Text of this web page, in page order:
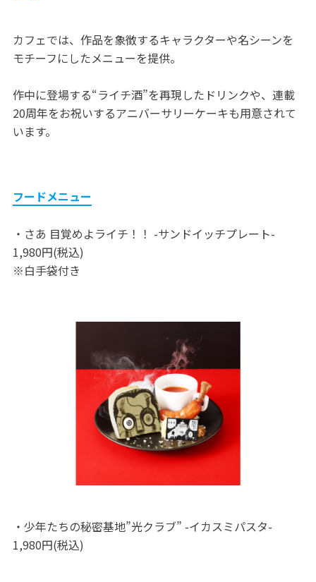
カフェでは、作品を象徴するキャラクターや名シーンを
モチーフにしたメニューを提供。
作中に登場する“ライチ酒”を再現したドリンクや、連載
20周年をお祝いするアニバーサリーケーキも用意されて
います。
フードメニュー
・さあ 目覚めよライチ！！ -サンドイッチプレート-
1,980円(税込)
※白手袋付き
・少年たちの秘密基地”光クラブ” -イカスミパスタ-
1,980円(税込)